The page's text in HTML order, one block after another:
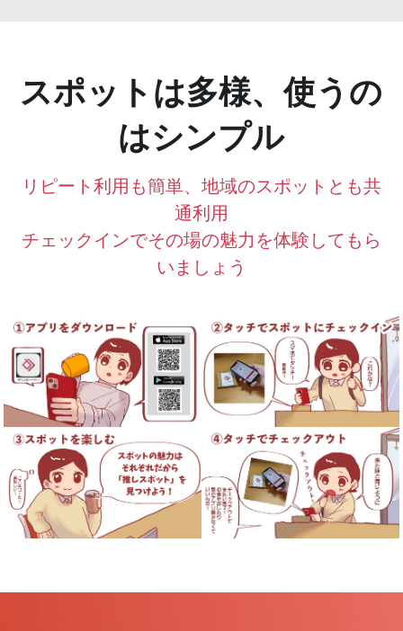
スポットは多様、使うの
はシンプル
リピート利用も簡単、地域のスポットとも共
通利用
チェックインでその場の魅力を体験してもら
いましょう